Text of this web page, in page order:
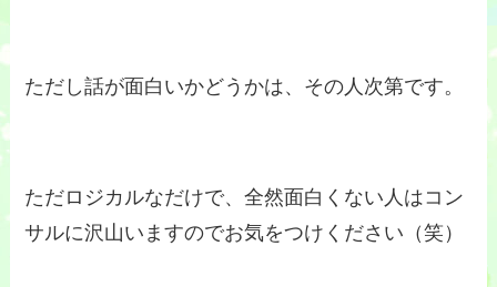
ただし話が面白いかどうかは、その人次第です。
ただロジカルなだけで、全然面白くない人はコン
サルに沢山いますのでお気をつけください（笑）